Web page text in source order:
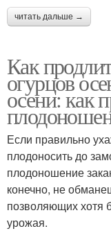
читать дальше →
Как
огурцов
осени: как
Если правильно
плодоносить до
плодоношение
конечно, не
позволяющих хотя
урожая.